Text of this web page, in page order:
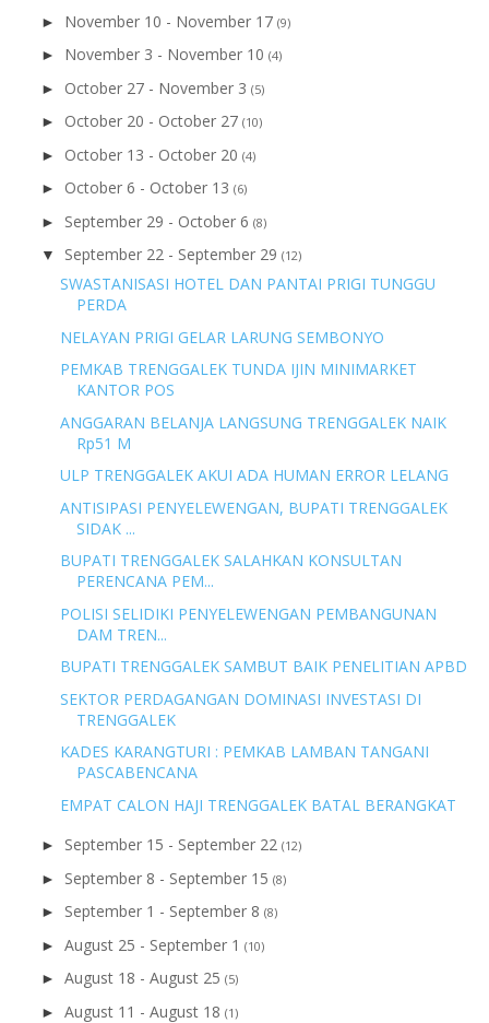
► November 10 - November 17 (9)
► November 3 - November 10 (4)
► October 27 - November 3 (5)
► October 20 - October 27 (10)
► October 13 - October 20 (4)
► October 6 - October 13 (6)
► September 29 - October 6 (8)
▼ September 22 - September 29 (12)
SWASTANISASI HOTEL DAN PANTAI PRIGI TUNGGU
PERDA
NELAYAN PRIGI GELAR LARUNG SEMBONYO
PEMKAB TRENGGALEK TUNDA IJIN MINIMARKET
KANTOR POS
ANGGARAN BELANJA LANGSUNG TRENGGALEK NAIK
Rp51 M
ULP TRENGGALEK AKUI ADA HUMAN ERROR LELANG
ANTISIPASI PENYELEWENGAN, BUPATI TRENGGALEK
SIDAK ...
BUPATI TRENGGALEK SALAHKAN KONSULTAN
PERENCANA PEM...
POLISI SELIDIKI PENYELEWENGAN PEMBANGUNAN
DAM TREN...
BUPATI TRENGGALEK SAMBUT BAIK PENELITIAN APBD
SEKTOR PERDAGANGAN DOMINASI INVESTASI DI
TRENGGALEK
KADES KARANGTURI : PEMKAB LAMBAN TANGANI
PASCABENCANA
EMPAT CALON HAJI TRENGGALEK BATAL BERANGKAT
► September 15 - September 22 (12)
► September 8 - September 15 (8)
► September 1 - September 8 (8)
► August 25 - September 1 (10)
► August 18 - August 25 (5)
► August 11 - August 18 (1)